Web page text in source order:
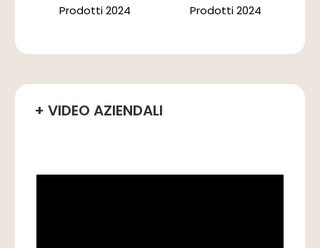
Prodotti 2024
Prodotti 2024
+ VIDEO AZIENDALI